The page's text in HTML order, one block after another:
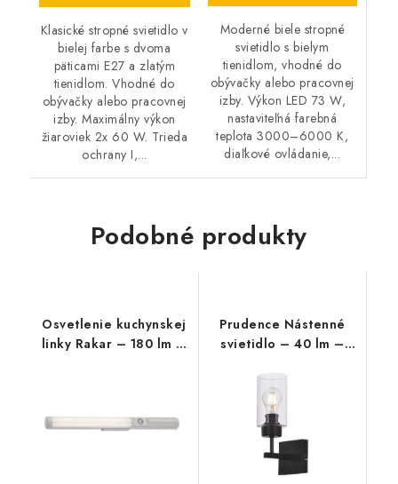
Klasické stropné svietidlo v
bielej farbe s dvoma
päticami E27 a zlatým
tienidlom. Vhodné do
obývačky alebo pracovnej
izby. Maximálny výkon
žiaroviek 2x 60 W. Trieda
ochrany I,...
Moderné biele stropné
svietidlo s bielym
tienidlom, vhodné do
obývačky alebo pracovnej
izby. Výkon LED 73 W,
nastaviteľná farebná
teplota 3000–6000 K,
diaľkové ovládanie,...
Podobné produkty
Osvetlenie kuchynskej
linky Rakar – 180 lm –
Prudence Nástenné
svietidlo – 40 lm –